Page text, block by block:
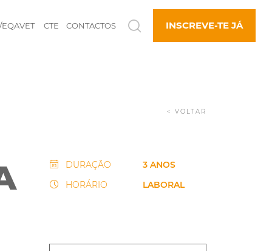
EQAVET CTE CONTACTOS INSCREVE-TE JÁ
< VOLTAR
DURAÇÃO
3 ANOS
HORÁRIO
LABORAL